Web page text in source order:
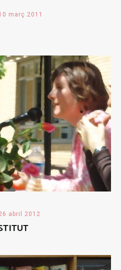
març 2011
abril 2012